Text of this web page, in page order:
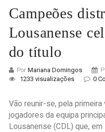
Campeões
Lousanense
do título
Por Mariana Domingos
1233 visualizações
0
Vão reunir-se, pela
jogadores da equipa
Lousanense (CDL) que,